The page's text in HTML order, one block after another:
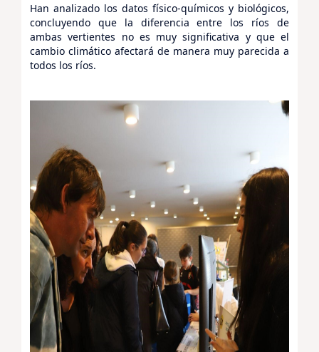
Han analizado los datos físico-químicos y biológicos,
concluyendo que la diferencia entre los ríos de
ambas vertientes no es muy significativa y que el
cambio climático afectará de manera muy parecida a
todos los ríos.